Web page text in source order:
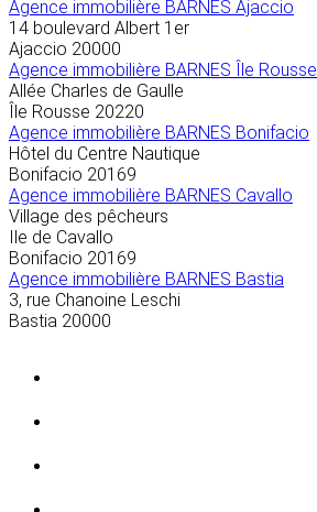
Agence immobilière BARNES Ajaccio
14 boulevard Albert 1er
Ajaccio 20000
Agence immobilière BARNES Île Rousse
Allée Charles de Gaulle
Île Rousse 20220
Agence immobilière BARNES Bonifacio
Hôtel du Centre Nautique
Bonifacio 20169
Agence immobilière BARNES Cavallo
Village des pêcheurs
Ile de Cavallo
Bonifacio 20169
Agence immobilière BARNES Bastia
3, rue Chanoine Leschi
Bastia 20000